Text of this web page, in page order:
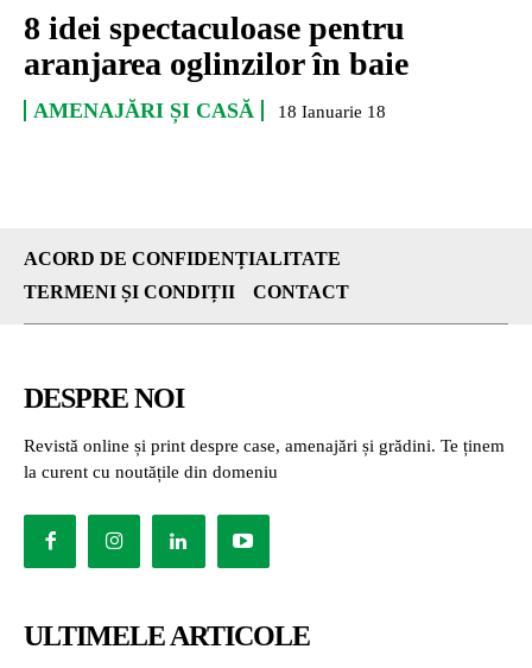
8 idei spectaculoase pentru
aranjarea oglinzilor în baie
AMENAJĂRI ȘI CASĂ 18 Ianuarie 18
ACORD DE CONFIDENȚIALITATE
TERMENI ȘI CONDIȚII
CONTACT
DESPRE NOI
Revistă online și print despre case, amenajări și grădini. Te ținem
la curent cu noutățile din domeniu
ULTIMELE ARTICOLE